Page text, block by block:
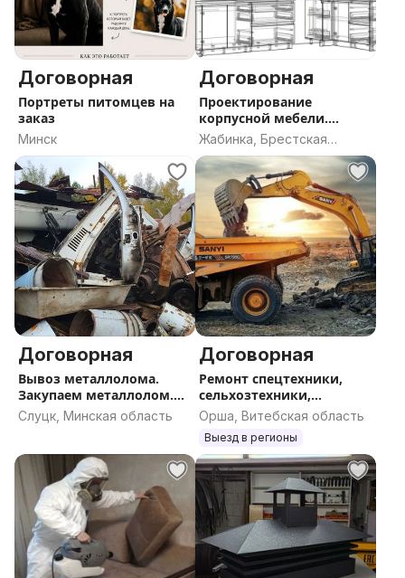
Договорная
Портреты питомцев на
заказ
Минск
Договорная
Проектирование
корпусной мебели.
Базис-Мебельщик
Жабинка, Брестская
область
Договорная
Вывоз металлолома.
Закупаем металлолом.
Слуцк, Солигорск,
Старые Дороги, Любань
Слуцк, Минская область
Договорная
Ремонт спецтехники,
сельхозтехники,
сварочные работы,
услуги
Орша, Витебская область
Выезд в регионы